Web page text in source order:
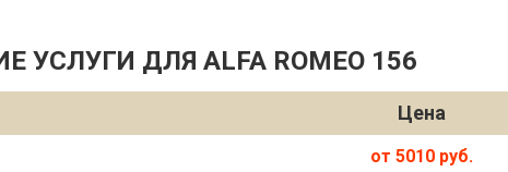
УСЛУГИ ДЛЯ ALFA ROMEO 156
Цена
от 5010 руб.